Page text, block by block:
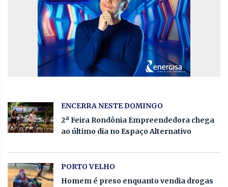
ENCERRA NESTE DOMINGO
2ª Feira Rondônia Empreendedora chega
ao último dia no Espaço Alternativo
PORTO VELHO
Homem é preso enquanto vendia drogas